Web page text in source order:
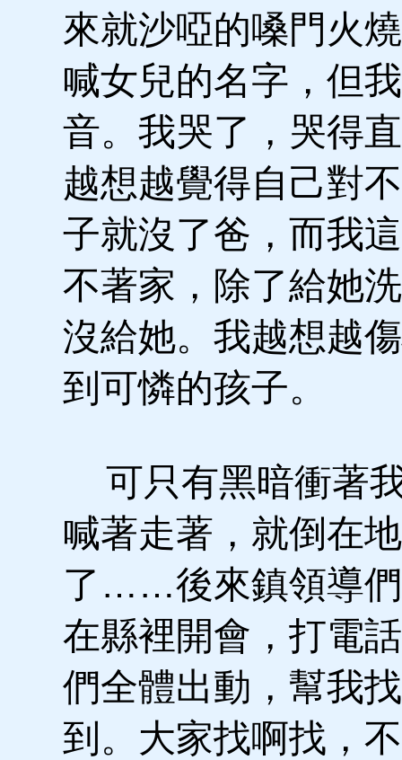
來就沙啞的嗓門火
喊女兒的名字，但
音。我哭了，哭得
越想越覺得自己對
子就沒了爸，而我
不著家，除了給她
沒給她。我越想越
到可憐的孩子。
可只有黑暗衝著
喊著走著，就倒在
了……後來鎮領導們
在縣裡開會，打電
們全體出動，幫我
到。大家找啊找，